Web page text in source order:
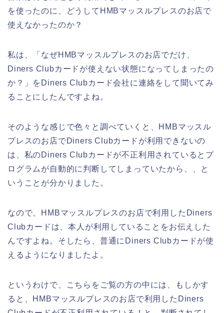
を使ったのに、どうしてHMBマッスルプレスのお店で
使えなかったのか？
私は、「なぜHMBマッスルプレスのお店でだけ、
Diners Clubカードが使えない状態になってしまったの
か？」をDiners Clubカード会社に連絡をして聞いてみ
ることにしたんですよね。
そのような感じで色々と調べていくと、HMBマッスル
プレスのお店でDiners Clubカードが利用できないの
は、私のDiners Clubカードが不正利用されているとプ
ログラムが自動的に判断してしまっていたから、、と
いうことが分かりました。
なので、HMBマッスルプレスのお店で利用したDiners
Clubカードは、本人が利用していることをお伝えした
んですよね。そしたら、普通にDiners Clubカードが使
えるようになりましたよ。
というわけで、こちらをご覧の方の中には、もしかす
ると、HMBマッスルプレスのお店で利用したDiners